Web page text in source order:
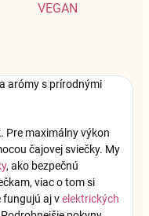
VEGAN
arómy s prírodnými
Pre maximálny výkon
čajovej sviečky. My
, ako bezpečnú
viac o tom si
fungujú aj velektrických